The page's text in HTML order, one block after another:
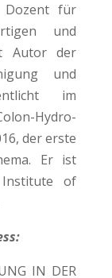
Dozent für
und
Autor der
und
im
Hydro-
der erste
Er ist
Institute of
IN DER